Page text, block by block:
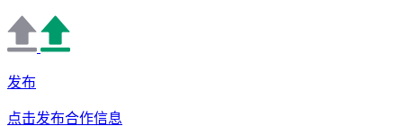
发布
点击发布合作信息